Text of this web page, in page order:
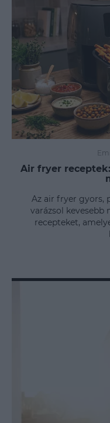
Air fryer
Az air fryer gyors,
varázsol kevesebb
recepteket,